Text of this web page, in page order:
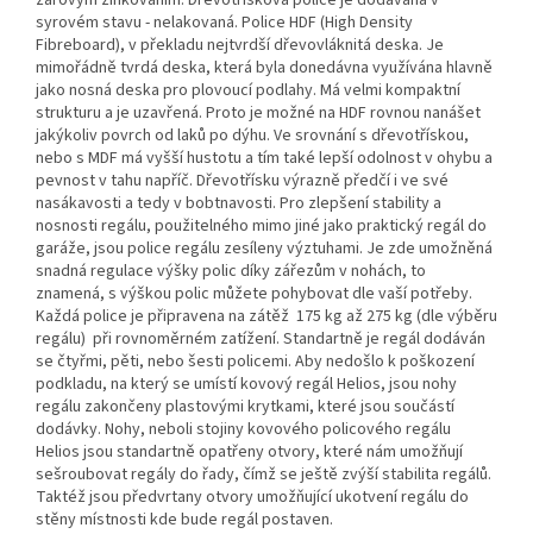
syrovém stavu - nelakovaná. Police HDF (High Density
Fibreboard), v překladu nejtvrdší dřevovláknitá deska. Je
mimořádně tvrdá deska, která byla donedávna využívána hlavně
jako nosná deska pro plovoucí podlahy. Má velmi kompaktní
strukturu a je uzavřená. Proto je možné na HDF rovnou nanášet
jakýkoliv povrch od laků po dýhu. Ve srovnání s dřevotřískou,
nebo s MDF má vyšší hustotu a tím také lepší odolnost v ohybu a
pevnost v tahu napříč. Dřevotřísku výrazně předčí i ve své
nasákavosti a tedy v bobtnavosti. Pro zlepšení stability a
nosnosti regálu, použitelného mimo jiné jako praktický regál do
garáže, jsou police regálu zesíleny výztuhami. Je zde umožněná
snadná regulace výšky polic díky zářezům v nohách, to
znamená, s výškou polic můžete pohybovat dle vaší potřeby.
Každá police je připravena na zátěž 175 kg až 275 kg (dle výběru
regálu) při rovnoměrném zatížení. Standartně je regál dodáván
se čtyřmi, pěti, nebo šesti policemi. Aby nedošlo k poškození
podkladu, na který se umístí kovový regál Helios, jsou nohy
regálu zakončeny plastovými krytkami, které jsou součástí
dodávky. Nohy, neboli stojiny kovového policového regálu
Helios jsou standartně opatřeny otvory, které nám umožňují
sešroubovat regály do řady, čímž se ještě zvýší stabilita regálů.
Taktéž jsou předvrtany otvory umožňující ukotvení regálu do
stěny místnosti kde bude regál postaven.